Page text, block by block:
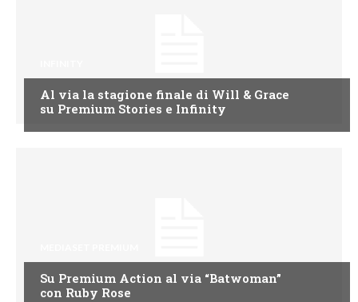
Al via la stagione finale di Will & Grace
su Premium Stories e Infinity
Su Premium Action al via “Batwoman”
con Ruby Rose